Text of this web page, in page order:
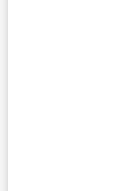
Conduite de
Les effets de
sur l’aptitude à
utiliser des machines
Toutefois, des
et/ou des syncopes
raison notamment de
abdominaux. En cas
abdominaux, éviter
potentiellement
conduite de véhicules
BISACODYL EG
comprimé enrobé
contient du lactose